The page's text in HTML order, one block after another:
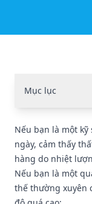
Mục lục
Nếu bạn là một
ngày, cảm thấy
hàng do nhiệt
Nếu bạn là một
thế thường xuyên